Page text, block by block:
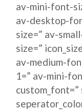
av-mini-font-
av-desktop-
size=” av-
size=”
av-medium-
1=” av-mini-
custom_font=”